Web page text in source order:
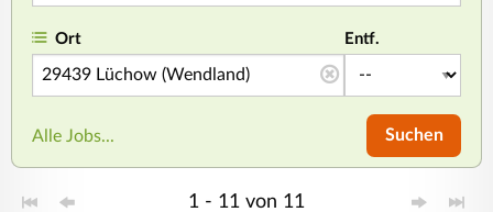
Ort Entf.
Alle Jobs... Suchen
1 - 11 von 11